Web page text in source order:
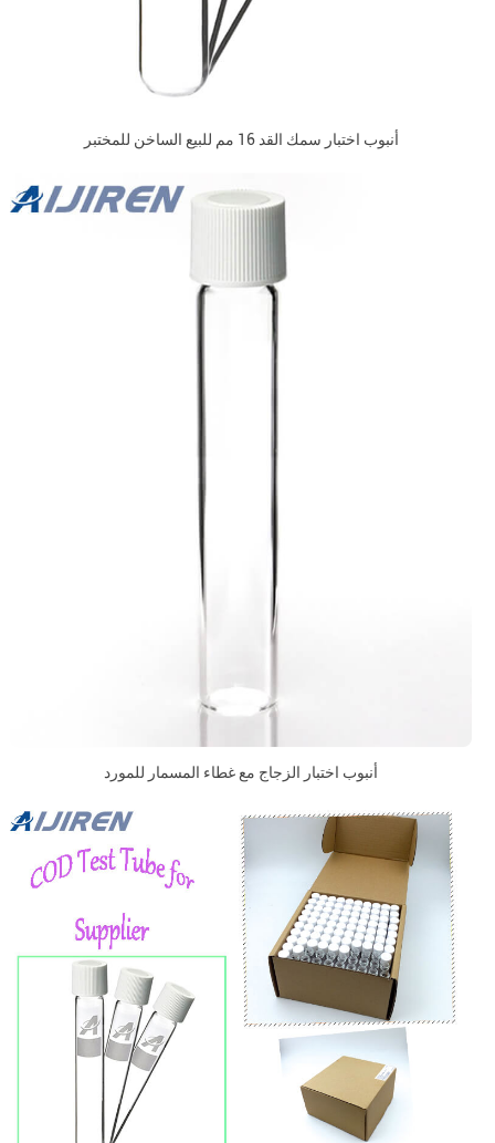
أنبوب اختبار سمك القد 16 مم للبيع الساخن للمختبر
أنبوب اختبار الزجاج مع غطاء المسمار للمورد